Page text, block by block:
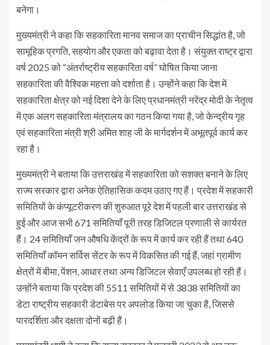
बनेगा।
मुख्यमंत्री ने कहा कि सहकारिता मानव समाज का प्राचीन सिद्धांत है, जो
सामूहिक प्रगति, सहयोग और एकता को बढ़ावा देता है। संयुक्त राष्ट्र द्वारा
वर्ष 2025 को “अंतर्राष्ट्रीय सहकारिता वर्ष” घोषित किया जाना
सहकारिता की वैश्विक महत्ता को दर्शाता है। उन्होंने कहा कि देश में
सहकारिता क्षेत्र को नई दिशा देने के लिए प्रधानमंत्री नरेंद्र मोदी के नेतृत्व
में एक अलग सहकारिता मंत्रालय का गठन किया गया है, जो केन्द्रीय गृह
एवं सहकारिता मंत्री श्री अमित शाह जी के मार्गदर्शन में अभूतपूर्व कार्य कर
रहा है।
मुख्यमंत्री ने बताया कि उत्तराखंड में सहकारिता को सशक्त बनाने के लिए
राज्य सरकार द्वारा अनेक ऐतिहासिक कदम उठाए गए हैं। प्रदेश में सहकारी
समितियों के कंप्यूटरीकरण की शुरुआत पूरे देश में पहली बार उत्तराखंड से
हुई और आज सभी 671 समितियाँ पूरी तरह डिजिटल प्रणाली से कार्यरत
हैं। 24 समितियाँ जन औषधि केंद्रों के रूप में कार्य कर रही हैं तथा 640
समितियाँ कॉमन सर्विस सेंटर के रूप में विकसित की गई हैं, जहां ग्रामीण
क्षेत्रों में बीमा, पेंशन, आधार तथा अन्य डिजिटल सेवाएँ उपलब्ध हो रही हैं।
उन्होंने बताया कि प्रदेश की 5511 समितियों में से 3838 समितियों का
डेटा राष्ट्रीय सहकारी डेटाबेस पर अपलोड किया जा चुका है, जिससे
पारदर्शिता और दक्षता दोनों बढ़ी हैं।